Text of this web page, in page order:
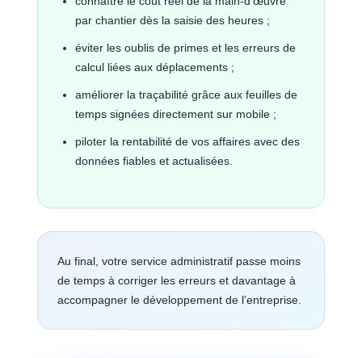
par chantier dès la saisie des heures ;
éviter les oublis de primes et les erreurs de
calcul liées aux déplacements ;
améliorer la traçabilité grâce aux feuilles de
temps signées directement sur mobile ;
piloter la rentabilité de vos affaires avec des
données fiables et actualisées.
Au final, votre service administratif passe moins
de temps à corriger les erreurs et davantage à
accompagner le développement de l’entreprise.